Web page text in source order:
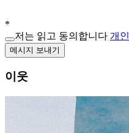
*
저는 읽고 동의합니다 개
메시지 보내기
이웃